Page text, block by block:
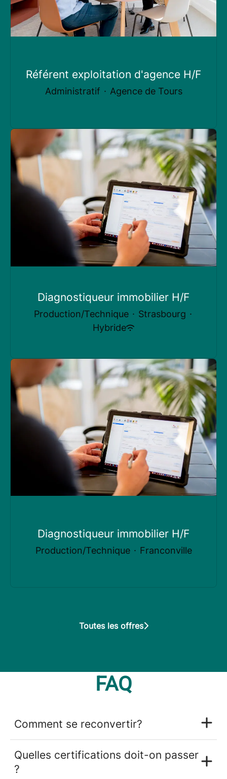
Référent exploitation d'agence H/F
Administratif · Agence de Tours
Diagnostiqueur immobilier H/F
Production/Technique · Strasbourg ·
Hybride
Diagnostiqueur immobilier H/F
Production/Technique · Franconville
Toutes les offres
FAQ
Comment se reconvertir?
Quelles certifications doit-on passer
?